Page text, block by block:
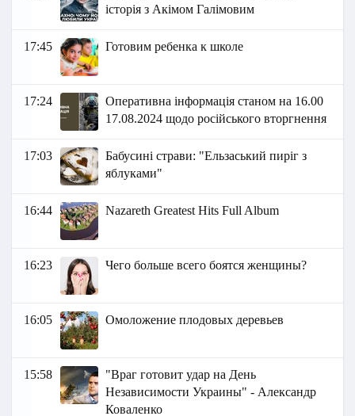
історія з Акімом Галімовим
17:45 Готовим ребенка к школе
17:24
Оперативна інформація станом на 16.00
17.08.2024 щодо російського вторгнення
17:03
Бабусині страви: "Ельзаський пиріг з
яблуками"
16:44 Nazareth Greatest Hits Full Album
16:23 Чего больше всего боятся женщины?
16:05 Омоложение плодовых деревьев
15:58
"Враг готовит удар на День
Независимости Украины" - Александр
Коваленко